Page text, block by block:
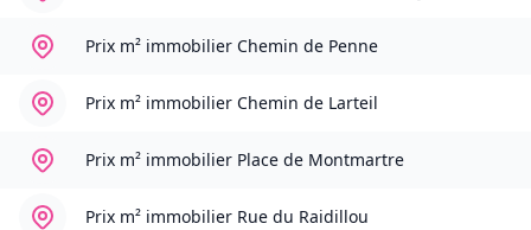
Prix m² immobilier Chemin de Penne
Prix m² immobilier Chemin de Larteil
Prix m² immobilier Place de Montmartre
Prix m² immobilier Rue du Raidillou